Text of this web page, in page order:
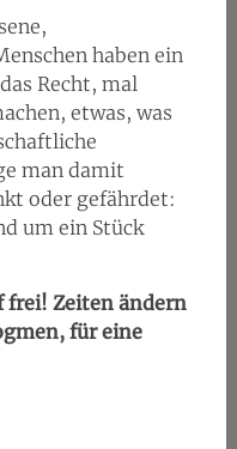
haben ein
Recht, mal
etwas, was
man damit
oder gefährdet:
um ein Stück
frei! Zeiten ändern
für eine